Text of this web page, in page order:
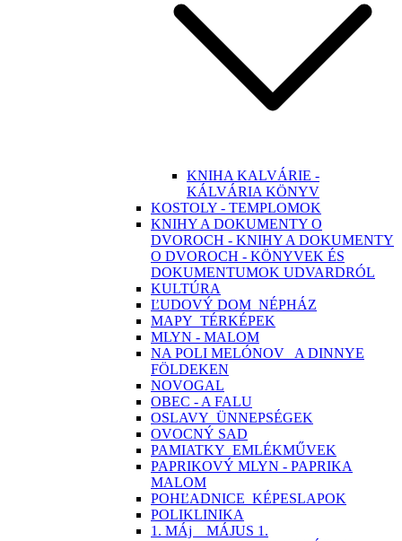
KNIHA KALVÁRIE -
KÁLVÁRIA KÖNYV
KOSTOLY - TEMPLOMOK
KNIHY A DOKUMENTY O
DVOROCH - KNIHY A DOKUMENTY
O DVOROCH - KÖNYVEK ÉS
DOKUMENTUMOK UDVARDRÓL
KULTÚRA
ĽUDOVÝ DOM_NÉPHÁZ
MAPY_TÉRKÉPEK
MLYN - MALOM
NA POLI MELÓNOV_ A DINNYE
FÖLDEKEN
NOVOGAL
OBEC - A FALU
OSLAVY_ÜNNEPSÉGEK
OVOCNÝ SAD
PAMIATKY_EMLÉKMŰVEK
PAPRIKOVÝ MLYN - PAPRIKA
MALOM
POHĽADNICE_KÉPESLAPOK
POLIKLINIKA
1. MÁj _ MÁJUS 1.